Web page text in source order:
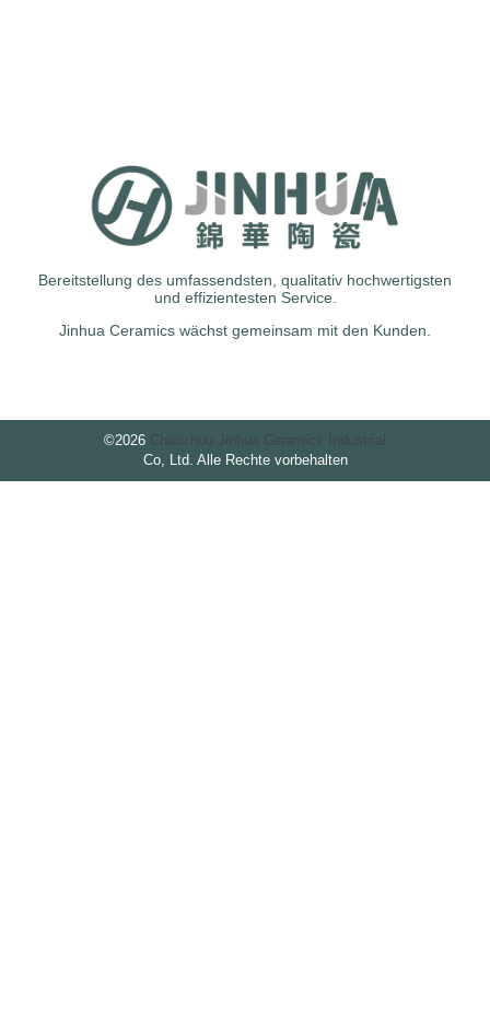
Bereitstellung des umfassendsten, qualitativ hochwertigsten
und effizientesten Service.
Jinhua Ceramics wächst gemeinsam mit den Kunden.
©2026 Chaozhou Jinhua Ceramics Industrial
Co, Ltd. Alle Rechte vorbehalten